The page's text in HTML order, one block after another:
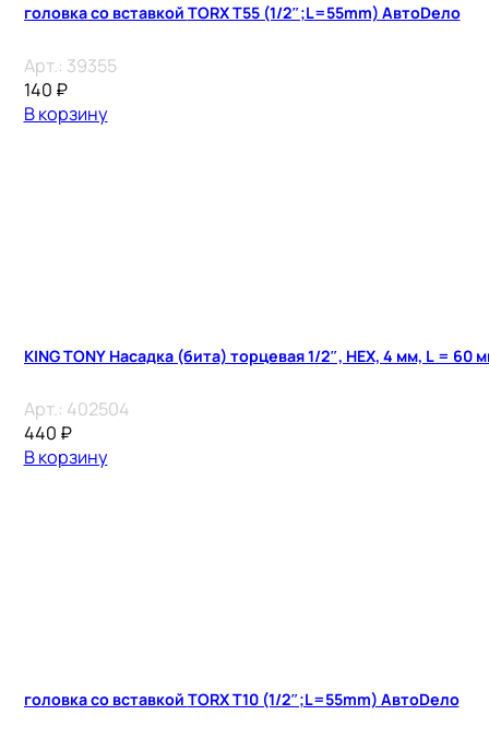
головка со вставкой TORX T55 (1/2″;L=55mm) АвтоDело
Арт.: 39355
140 ₽
В корзину
KING TONY Насадка (бита) торцевая 1/2″, HEX, 4 мм, L = 60
Арт.: 402504
440 ₽
В корзину
головка со вставкой TORX T10 (1/2″;L=55mm) АвтоDело